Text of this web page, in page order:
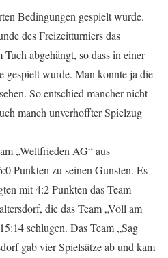
Bedingungen gespielt wurde.
des Freizeitturniers das
abgehängt, so dass in einer
gespielt wurde. Man konnte ja die
So entschied mancher nicht
manch unverhoffter Spielzug
„Weltfrieden AG“ aus
Punkten zu seinen Gunsten. Es
mit 4:2 Punkten das Team
die das Team „Voll am
schlugen. Das Team „Sag
gab vier Spielsätze ab und kam